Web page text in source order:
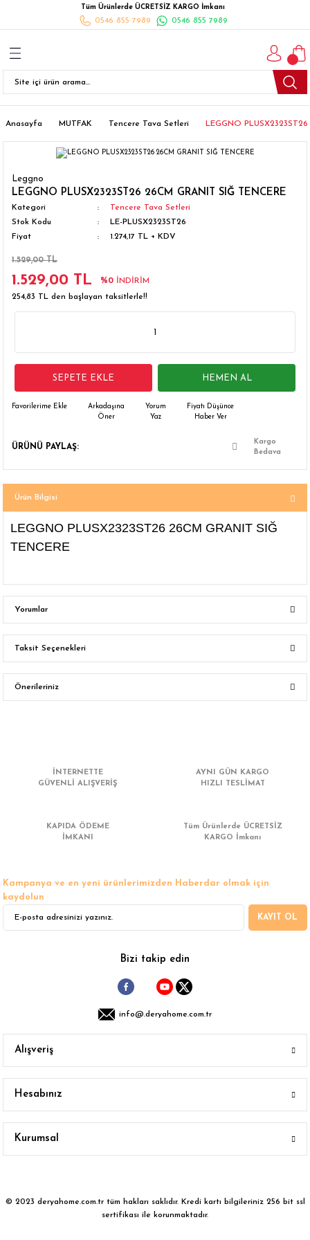
Tüm Ürünlerde ÜCRETSİZ KARGO İmkanı
0546 855 7989 0546 855 7989
Geri Dön
Ankastre Setler
Bulaşık Makinesi
Buzdolabı
Çamaşır Kurutma Makinesi
Ocak
Geri Dön
Takımları
Takımları
Geri Dön
Takımları
Geri Dön
Geri Dön
Geri Dön
Geri Dön
Anasayfa MUTFAK Tencere Tava Setleri LEGGNO
Leggno
LEGGNO PLUSX2323ST26 26CM GRANIT SIĞ TENCERE
Kategori
Tencere Tava Setleri
Stok Kodu
LE-PLUSX2323ST26
Fiyat
1.274,17 TL + KDV
1.529,00 TL
1.529,00 TL %0
İNDİRİM
254,83 TL den başlayan taksitlerle!!
SEPETE EKLE HEMEN AL
Arkadaşına
Öner
Yorum
Yaz
Fiyatı Düşünce
Haber Ver
ÜRÜNÜ PAYLAŞ:
Kargo
Bedava
Ürün Bilgisi
LEGGNO PLUSX2323ST26 26CM GRANIT SIĞ
TENCERE
Yorumlar
Bu ürüne ilk yorumu siz yapın!
Yorum Yaz
Taksit Seçenekleri
Önerileriniz
Ürün resmi kalitesiz, bozuk veya görüntülenemiyor.
Ürün bilgilerinde hatalar bulunuyor.
Gönder
İNTERNETTE
GÜVENLİ ALIŞVERİŞ
AYNI GÜN KARGO
HIZLI TESLİMAT
KAPIDA ÖDEME
İMKANI
Tüm Ürünlerde ÜCRETSİZ
KARGO İmkanı
Kampanya ve en yeni ürünlerimizden Haberdar olmak için
kaydolun
KAYIT OL
Bizi takip edin
info@.deryahome.com.tr
Alışveriş
Hesabınız
Kurumsal
© 2023 deryahome.com.tr tüm hakları saklıdır. Kredi kartı bilgileriniz 256 bit ssl
sertifikası ile korunmaktadır.